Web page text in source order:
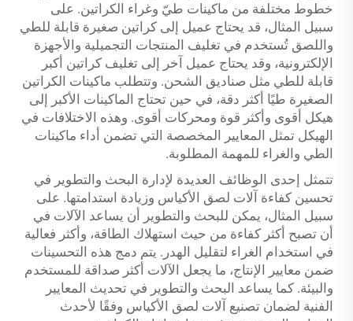
خطوط مختلفة من ماكينات طيّ وغراء الكراتين. على
سبيل المثال، قد يحتاج عميل إلى كراتين صغيرة قابلة للطي
واللصق تُستخدم في تغليف المنتجات التجميلية والأجهزة
الإلكترونية، وقد يحتاج عميل آخر إلى تغليف كراتين أكبر
قابلة للطي مثل صناديق الشحن. وتتطلب ماكينات الكراتين
الصغيرة طيًا أكثر دقة، في حين تحتاج الماكينات الأكبر إلى
هيكل أقوى وأكثر قوة ومحركات أقوى. وهذه الاختلافات في
الهيكل تمثل المعايير المخصصة التي تضمن أداء ماكينات
الطي والغراء للمهمة المطلوبة.
تتمثل إحدى الوظائف العديدة لإدارة البحث والتطوير في
تحسين كفاءة آلات لصق الأكياس وزيادة استدامتها. على
سبيل المثال، يمكن للبحث والتطوير أن يساعد الآلات في
أن تصبح أكثر كفاءة من حيث استهلاك الطاقة، وأكثر فعالية
في استخدام الغراء لتقليل الهدر. يتم دمج هذه التحسينات
ضمن معايير الإنتاج، ما يجعل الآلات أكثر صداقة للمستخدم
والبيئة. كما يساعد البحث والتطوير في تحديث المعايير
الفنية لضمان تصنيع آلات لصق الأكياس وفقًا لأحدث